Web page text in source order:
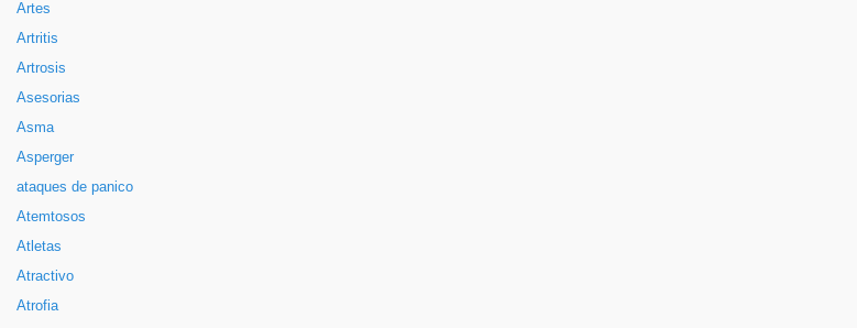
Artes
Artritis
Artrosis
Asesorias
Asma
Asperger
ataques de panico
Atemtosos
Atletas
Atractivo
Atrofia